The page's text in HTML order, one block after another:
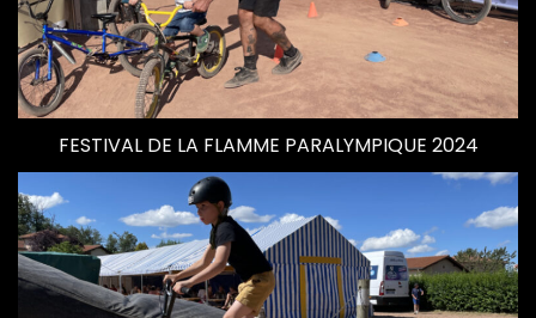
FESTIVAL DE LA FLAMME PARALYMPIQUE 2024